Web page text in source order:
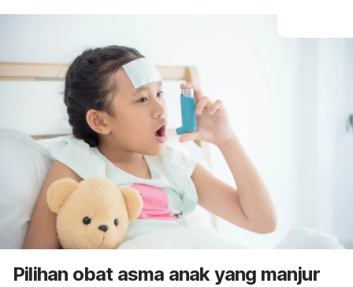
Pilihan obat asma anak yang manjur